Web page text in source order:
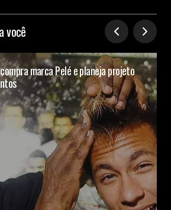
você
marca Pelé e planeja projeto